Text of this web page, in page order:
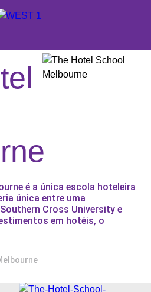
ORÇAMENTO
é a única escola hoteleira
única entre uma
Cross University e
em hotéis, o